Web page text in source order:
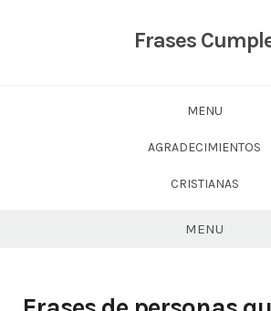
Frases
MENU
AGRADECIMIENTOS
CRISTIANAS
MENU